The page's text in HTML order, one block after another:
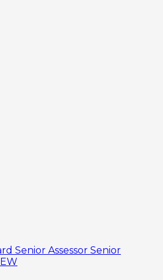
Senior Assessor Senior